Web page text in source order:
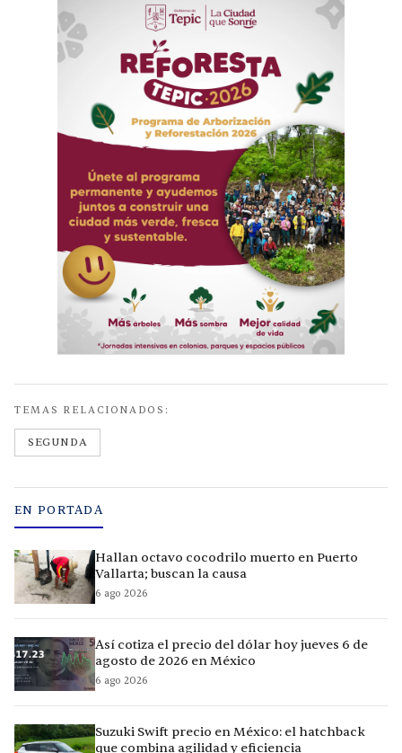
TEMAS RELACIONADOS:
SEGUNDA
EN PORTADA
Hallan octavo cocodrilo muerto en Puerto
Vallarta; buscan la causa
6 ago 2026
Así cotiza el precio del dólar hoy jueves 6 de
agosto de 2026 en México
6 ago 2026
Suzuki Swift precio en México: el hatchback
que combina agilidad y eficiencia